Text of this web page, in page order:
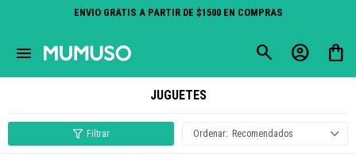
ENVIO GRATIS A PARTIR DE $1500 EN COMPRAS
menu
JUGUETES
Recomendados
close